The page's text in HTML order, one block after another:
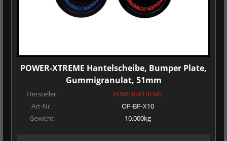
POWER-XTREME Hantelscheibe, Bumper Plate,
Gummigranulat, 51mm
Hersteller
POWER-XTREME
Art-Nr.
OP-BP-X10
Gewicht
10,000kg